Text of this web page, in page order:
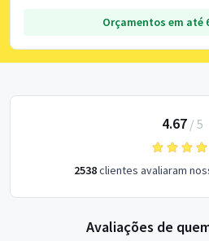
Orçamentos em até
4.67/ 5
2538clientes avaliaram
Avaliações de